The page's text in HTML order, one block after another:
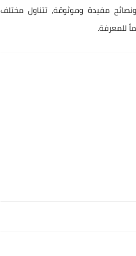
مفيدة وموثوقة، تتناول مختلف
للمعرفة.